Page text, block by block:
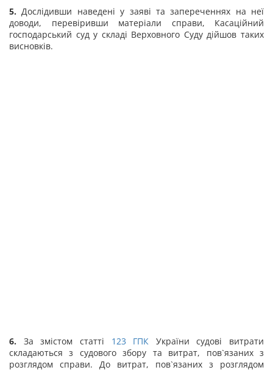
5.Дослідивши наведені у заяві та запереченнях на неї
доводи, перевіривши матеріали справи, Касаційний
господарський суд у складі Верховного Суду дійшов таких
висновків.
6. За змістом статті 123 ГПК України судові витрати
складаються з судового збору та витрат, пов`язаних з
розглядом справи. До витрат, пов`язаних з розглядом